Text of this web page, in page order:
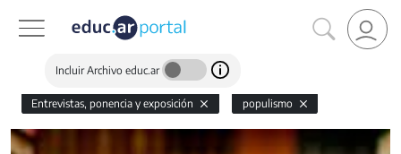
Incluir Archivo educ.ar
Entrevistas, ponencia y exposición populismo